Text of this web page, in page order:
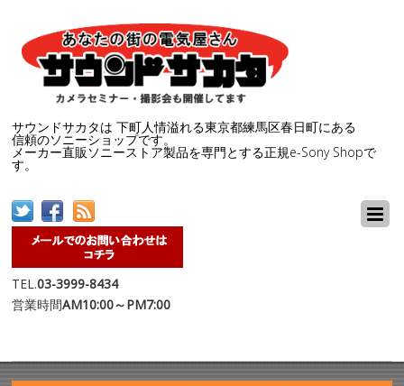
サウンドサカタは 下町人情溢れる東京都練馬区春日町にある
信頼のソニーショップです。
メーカー直販ソニーストア製品を専門とする正規e-Sony Shopで
す。
TEL.03-3999-8434
営業時間AM10:00～PM7:00